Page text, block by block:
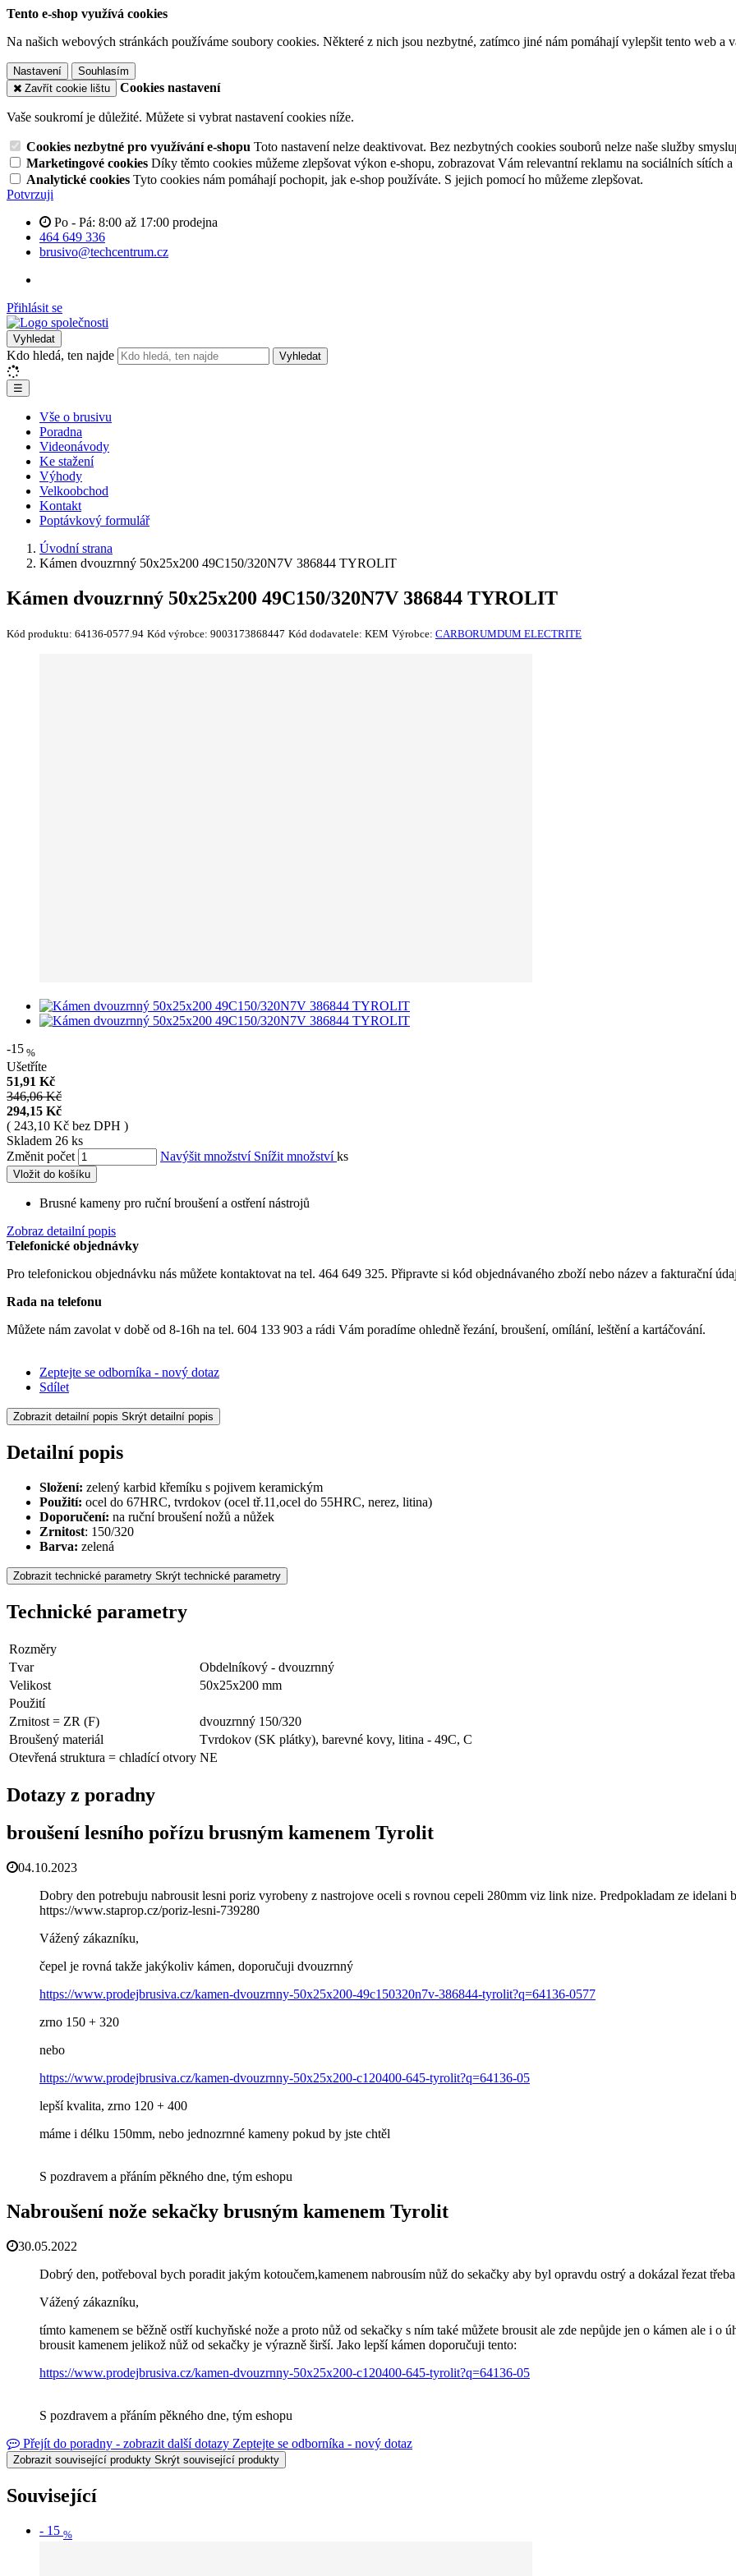
Tento e-shop využívá cookies
Na našich webových stránkách používáme soubory cookies. Některé z nich jsou nezbytné, zatímco jiné nám pomáhají vylepšit tento web a
Nastavení
Souhlasím
Zavřít cookie lištu
Cookies nastavení
Vaše soukromí je důležité. Můžete si vybrat nastavení cookies níže.
Cookies nezbytné pro využívání e-shopu Toto nastavení nelze deaktivovat. Bez nezbytných cookies souborů nelze naše služby
Marketingové cookies Díky těmto cookies můžeme zlepšovat výkon e-shopu, zobrazovat Vám relevantní reklamu na sociálních sítích
Analytické cookies Tyto cookies nám pomáhají pochopit, jak e-shop používáte. S jejich pomocí ho můžeme zlepšovat.
Potvrzuji
Po - Pá: 8:00 až 17:00 prodejna
464 649 336
brusivo@techcentrum.cz
Přihlásit se
Vyhledat
Kdo hledá, ten najde Vyhledat
☰
Vše o brusivu
Poradna
Videonávody
Ke stažení
Výhody
Velkoobchod
Kontakt
Poptávkový formulář
Úvodní strana
Kámen dvouzrnný 50x25x200 49C150/320N7V 386844 TYROLIT
Kámen dvouzrnný 50x25x200 49C150/320N7V 386844 TYROLIT
Kód produktu: 64136-0577.94 Kód výrobce: 9003173868447 Kód dodavatele: KEM Výrobce: CARBORUMDUM ELECTRITE
-15 %
Ušetříte
51,91 Kč
346,06 Kč
294,15 Kč
( 243,10 Kč bez DPH )
Skladem 26 ks
Změnit počet
Navýšit množství Snížit množstvíks
Vložit do košíku
Brusné kameny pro ruční broušení a ostření nástrojů
Zobraz detailní popis
Telefonické objednávky
Pro telefonickou objednávku nás můžete kontaktovat na tel. 464 649 325. Připravte si kód objednávaného zboží nebo název a fakturační
Rada na telefonu
Můžete nám zavolat v době od 8-16h na tel. 604 133 903 a rádi Vám poradíme ohledně řezání, broušení, omílání, leštění a kartáčování.
Zeptejte se odborníka - nový dotaz
Sdílet
Zobrazit detailní popis Skrýt detailní popis
Detailní popis
Složení: zelený karbid křemíku s pojivem keramickým
Použití: ocel do 67HRC, tvrdokov (ocel tř.11,ocel do 55HRC, nerez, litina)
Doporučení: na ruční broušení nožů a nůžek
Zrnitost: 150/320
Barva: zelená
Zobrazit technické parametry Skrýt technické parametry
Technické parametry
Rozměry
Tvar
Obdelníkový - dvouzrnný
Velikost
50x25x200 mm
Použití
Zrnitost = ZR (F)
dvouzrnný 150/320
Broušený materiál
Tvrdokov (SK plátky), barevné kovy, litina - 49C, C
Otevřená struktura = chladící otvory NE
Dotazy z poradny
broušení lesního pořízu brusným kamenem Tyrolit
04.10.2023
Dobry den potrebuju nabrousit lesni poriz vyrobeny z nastrojove oceli s rovnou cepeli 280mm viz link nize. Predpokladam ze idelani
https://www.staprop.cz/poriz-lesni-739280
Vážený zákazníku,
čepel je rovná takže jakýkoliv kámen, doporučuji dvouzrnný
https://www.prodejbrusiva.cz/kamen-dvouzrnny-50x25x200-49c150320n7v-386844-tyrolit?q=64136-0577
zrno 150 + 320
nebo
https://www.prodejbrusiva.cz/kamen-dvouzrnny-50x25x200-c120400-645-tyrolit?q=64136-05
lepší kvalita, zrno 120 + 400
máme i délku 150mm, nebo jednozrnné kameny pokud by jste chtěl
S pozdravem a přáním pěkného dne, tým eshopu
Nabroušení nože sekačky brusným kamenem Tyrolit
30.05.2022
Dobrý den, potřeboval bych poradit jakým kotoučem,kamenem nabrousím nůž do sekačky aby byl opravdu ostrý a dokázal řezat
Vážený zákazníku,
tímto kamenem se běžně ostří kuchyňské nože a proto nůž od sekačky s ním také můžete brousit ale zde nepůjde jen o kámen ale i o
brousit kamenem jelikož nůž od sekačky je výrazně širší. Jako lepší kámen doporučuji tento:
https://www.prodejbrusiva.cz/kamen-dvouzrnny-50x25x200-c120400-645-tyrolit?q=64136-05
S pozdravem a přáním pěkného dne, tým eshopu
Přejít do poradny - zobrazit další dotazy Zeptejte se odborníka - nový dotaz
Zobrazit související produkty Skrýt související produkty
Související
- 15 %